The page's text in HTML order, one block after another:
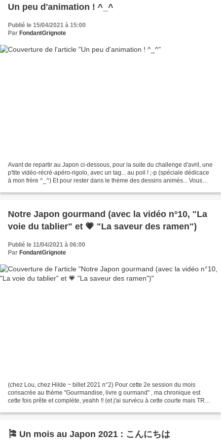
Un peu d'animation ! ^_^
Publié le 15/04/2021 à 15:00
Par FondantGrignote
Avant de repartir au Japon ci-dessous, pour la suite du challenge d'avril, une
p'tite vidéo-récré-apéro-rigolo, avec un tag... au poil ! ;-p (spéciale dédicace
à mon frère ^_^) Et pour rester dans le thème des dessins animés... Vous
Notre Japon gourmand (avec la vidéo n°10, "La
voie du tablier" et 💗 "La saveur des ramen")
Publié le 11/04/2021 à 06:00
Par FondantGrignote
(chez Lou, chez Hilde ~ billet 2021 n°2) Pour cette 2e session du mois
consacrée au thème "Gourmandise, livre g ourmand" , ma chronique est
cette fois prête et complète, yeahh !! (et j'ai survécu à cette courte mais TRES
🎏 Un mois au Japon 2021 : こんにちは